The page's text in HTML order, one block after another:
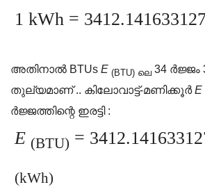
1 kWh =
അതിനാൽ BTUs E (BTU) ലെ34 ർജ്ജം
തുല്യമാണ് .. കിലോവാട്ട്-മണിക്കൂർE
ർജ്ജത്തിന്റെ ഇരട്ടി :
E (BTU) =
(kWh)